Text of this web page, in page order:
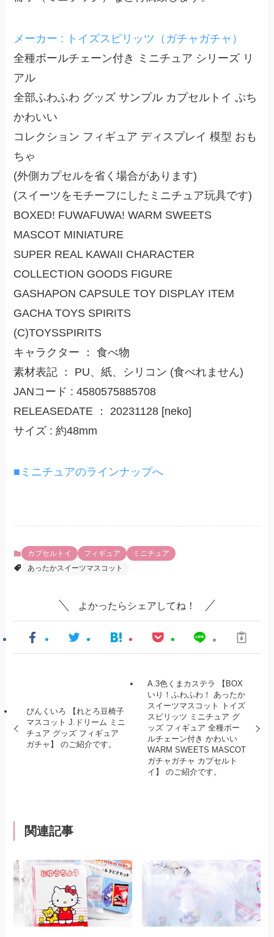
メーカー : トイズスピリッツ（ガチャガチャ）
全種ボールチェーン付き ミニチュア シリーズ リ
アル
全部ふわふわ グッズ サンプル カプセルトイ ぷち
かわいい
コレクション フィギュア ディスプレイ 模型 おも
ちゃ
(外側カプセルを省く場合があります)
(スイーツをモチーフにしたミニチュア玩具です)
BOXED! FUWAFUWA! WARM SWEETS
MASCOT MINIATURE
SUPER REAL KAWAII CHARACTER
COLLECTION GOODS FIGURE
GASHAPON CAPSULE TOY DISPLAY ITEM
GACHA TOYS SPIRITS
(C)TOYSSPIRITS
キャラクター ： 食べ物
素材表記 ： PU、紙、シリコン (食べれません)
JANコード : 4580575885708
RELEASEDATE ： 20231128 [neko]
サイズ : 約48mm
■ミニチュアのラインナップへ
カプセルトイ フィギュア
ミニチュア
あったかスイーツマスコット
よかったらシェアしてね！
ぴんくいろ 【れとろ豆椅子
マスコット J.ドリーム ミニ
チュア グッズ フィギュア
ガチャ】 のご紹介です。
A.3色くまカステラ 【BOX
いり！ふわふわ！ あったか
スイーツマスコット トイズ
スピリッツ ミニチュア グ
ッズ フィギュア 全種ボー
ルチェーン付き かわいい
WARM SWEETS MASCOT
ガチャガチャ カプセルト
イ】 のご紹介です。
関連記事